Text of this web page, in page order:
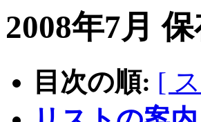
2008年7月
目次の順: [